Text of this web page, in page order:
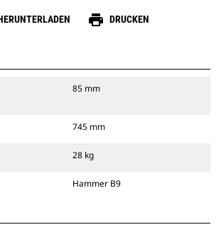
print DRUCKEN
85 mm
745 mm
28 kg
Hammer B9